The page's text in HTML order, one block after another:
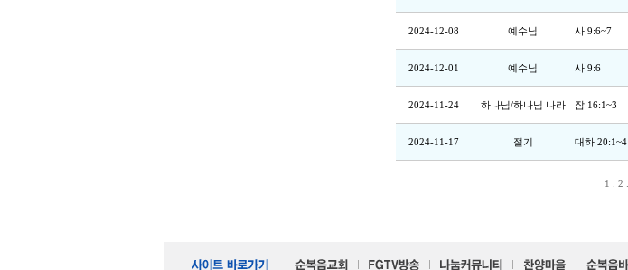
2024-12-08 예수님 사 9:6~7
2024-12-01 예수님 사 9:6
2024-11-24 하나님/하나님 나라 잠 16:1~3
2024-11-17 절기 대하 20:1~4
1 2